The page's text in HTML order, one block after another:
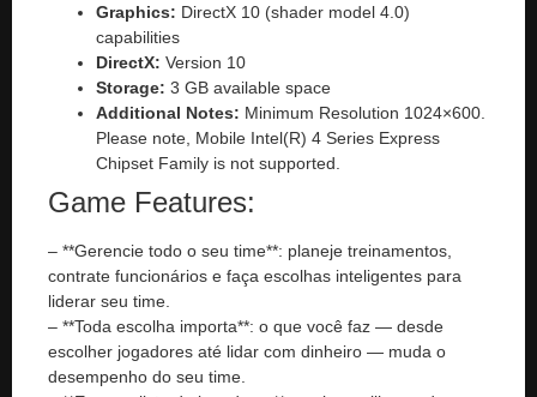
Graphics: DirectX 10 (shader model 4.0)
capabilities
DirectX: Version 10
Storage: 3 GB available space
Additional Notes: Minimum Resolution 1024×600.
Please note, Mobile Intel(R) 4 Series Express
Chipset Family is not supported.
Game Features:
– **Gerencie todo o seu time**: planeje treinamentos,
contrate funcionários e faça escolhas inteligentes para
liderar seu time.
– **Toda escolha importa**: o que você faz — desde
escolher jogadores até lidar com dinheiro — muda o
desempenho do seu time.